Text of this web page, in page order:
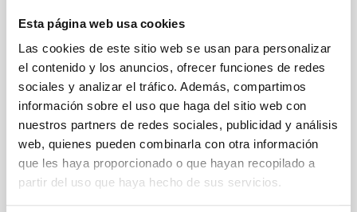
Esta página web usa cookies
Las cookies de este sitio web se usan para personalizar
el contenido y los anuncios, ofrecer funciones de redes
sociales y analizar el tráfico. Además, compartimos
información sobre el uso que haga del sitio web con
nuestros partners de redes sociales, publicidad y análisis
web, quienes pueden combinarla con otra información
que les haya proporcionado o que hayan recopilado a
partir del uso que haya hecho de sus servicios.
Se convoca proceso selectivo para formalizar un
contrato laboral de duración indefinida (Artículo 23bis
de la Ley 14/2011, de 1 de junio, de la Ciencia, la
sistema general de acceso libre y que tendrá, entre
otras, las siguientes funciones: Dentro del equipo de
mecánica del proyecto sistema
Advertised on
07/17/2026
Application deadline
08/07/2026